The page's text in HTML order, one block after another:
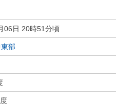
06日 20時51分頃
部